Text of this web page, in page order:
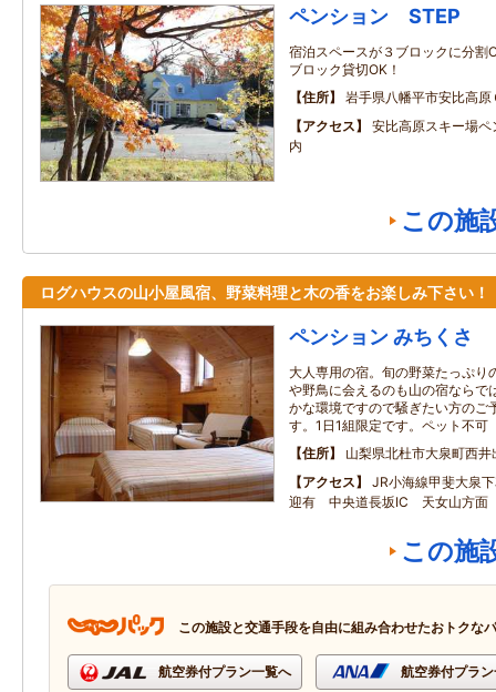
ペンション STEP
宿泊スペースが３ブロックに分
ブロック貸切OK！
住所
岩手県八幡平市安比高原
アクセス
安比高原スキー場
内
この施
ログハウスの山小屋風宿、野菜料理と木の香をお楽しみ下さい！
ペンション みちくさ
大人専用の宿。旬の野菜たっぷり
や野鳥に会えるのも山の宿ならで
かな環境ですので騒ぎたい方のご
す。1日1組限定です。ペット不可
住所
山梨県北杜市大泉町西
アクセス
JR小海線甲斐大泉
迎有 中央道長坂IC 天女山方面
この施
この施設と交通手段を自由に組み合わせたおトクな
航空券付プラン一覧へ 航空券付プラ